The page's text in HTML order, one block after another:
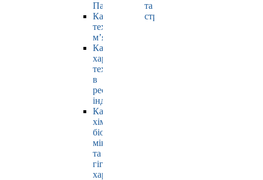
Павлюк
Кафедра
технології
м’яса
Кафедра
харчових
технологій
в
ресторанній
індустрії
Кафедра
хімії,
біохімії,
мікробіології
та
гігієни
харчування
та
страхування